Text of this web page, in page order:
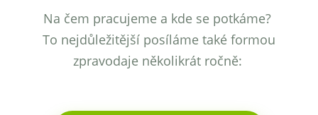
Na čem pracujeme a kde se potkáme?
To nejdůležitější posíláme také formou
zpravodaje několikrát ročně: